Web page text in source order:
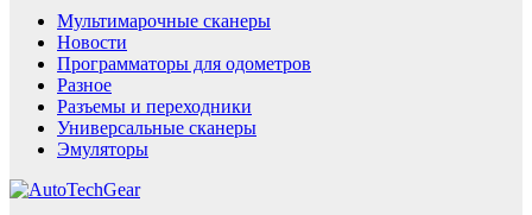
Мультимарочные сканеры
Новости
Программаторы для одометров
Разное
Разъемы и переходники
Универсальные сканеры
Эмуляторы